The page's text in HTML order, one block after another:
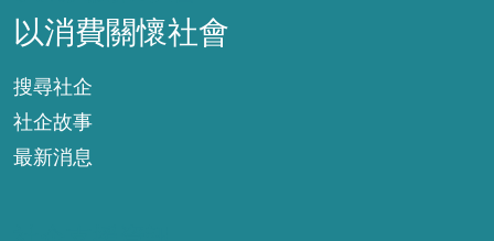
以消費關懷社會
搜尋社企
社企故事
最新消息